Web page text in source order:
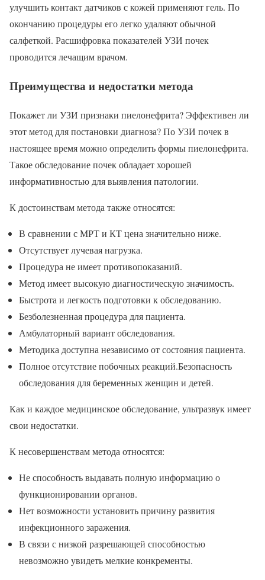
улучшить контакт датчиков с кожей применяют гель. По
окончанию процедуры его легко удаляют обычной
салфеткой. Расшифровка показателей УЗИ почек
проводится лечащим врачом.
Преимущества и недостатки метода
Покажет ли УЗИ признаки пиелонефрита? Эффективен ли
этот метод для постановки диагноза? По УЗИ почек в
настоящее время можно определить формы пиелонефрита.
Такое обследование почек обладает хорошей
информативностью для выявления патологии.
К достоинствам метода также относятся:
В сравнении с МРТ и КТ цена значительно ниже.
Отсутствует лучевая нагрузка.
Процедура не имеет противопоказаний.
Метод имеет высокую диагностическую значимость.
Быстрота и легкость подготовки к обследованию.
Безболезненная процедура для пациента.
Амбулаторный вариант обследования.
Методика доступна независимо от состояния пациента.
Полное отсутствие побочных реакций.Безопасность
обследования для беременных женщин и детей.
Как и каждое медицинское обследование, ультразвук имеет
свои недостатки.
К несовершенствам метода относятся:
Не способность выдавать полную информацию о
функционировании органов.
Нет возможности установить причину развития
инфекционного заражения.
В связи с низкой разрешающей способностью
невозможно увидеть мелкие конкременты.